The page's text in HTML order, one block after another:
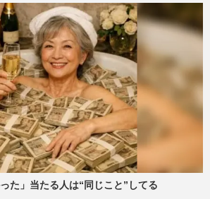
た」当たる人は“同じこと”してる